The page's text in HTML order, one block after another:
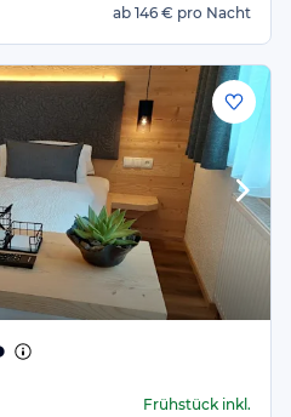
ab 146 € pro Nacht
Frühstückinkl.